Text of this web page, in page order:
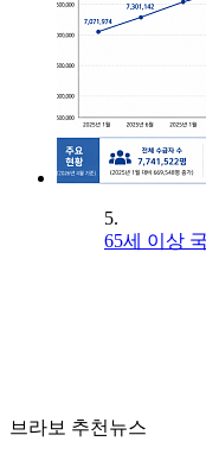
5.
65세 이상
브라보 추천뉴스